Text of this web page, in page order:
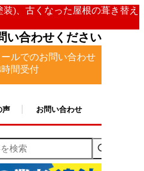
)、古くなった屋根の葺き替え
い合わせください
ールでのお問い合わせ
時間受付
声 お問い合わせ
索